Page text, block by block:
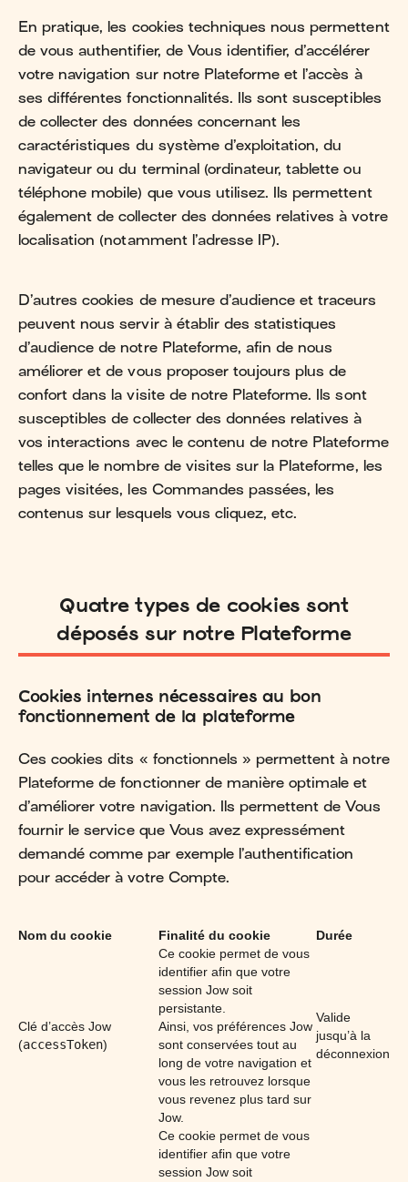
En pratique, les cookies techniques nous permettent
de vous authentifier, de Vous identifier, d’accélérer
votre navigation sur notre Plateforme et l’accès à
ses différentes fonctionnalités. Ils sont susceptibles
de collecter des données concernant les
caractéristiques du système d’exploitation, du
navigateur ou du terminal (ordinateur, tablette ou
téléphone mobile) que vous utilisez. Ils permettent
également de collecter des données relatives à votre
localisation (notamment l’adresse IP).
D’autres cookies de mesure d’audience et traceurs
peuvent nous servir à établir des statistiques
d’audience de notre Plateforme, afin de nous
améliorer et de vous proposer toujours plus de
confort dans la visite de notre Plateforme. Ils sont
susceptibles de collecter des données relatives à
vos interactions avec le contenu de notre Plateforme
telles que le nombre de visites sur la Plateforme, les
pages visitées, les Commandes passées, les
contenus sur lesquels vous cliquez, etc.
Quatre types de cookies sont
déposés sur notre Plateforme
Cookies internes nécessaires au bon
fonctionnement de la plateforme
Ces cookies dits « fonctionnels » permettent à notre
Plateforme de fonctionner de manière optimale et
d’améliorer votre navigation. Ils permettent de Vous
fournir le service que Vous avez expressément
demandé comme par exemple l’authentification
pour accéder à votre Compte.
Nom du cookie Finalité du cookie Durée
Clé d’accès Jow
(accessToken)
Ce cookie permet de vous
identifier afin que votre
session Jow soit
persistante.
Ainsi, vos préférences Jow
sont conservées tout au
long de votre navigation et
vous les retrouvez lorsque
vous revenez plus tard sur
Jow.
Valide
jusqu’à la
déconnexion
Ce cookie permet de vous
identifier afin que votre
session Jow soit